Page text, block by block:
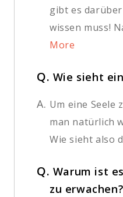
gibt es
wissen muss!
More
Q. Wie sieht
A. Um eine Seele
man natürlich
Wie sieht also
Q. Warum ist
zu erwachen?